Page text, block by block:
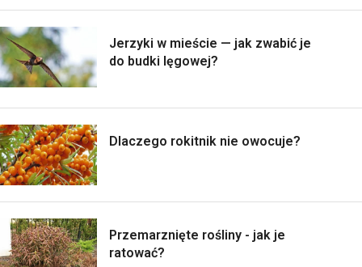
Jerzyki w mieście — jak zwabić je
do budki lęgowej?
Dlaczego rokitnik nie owocuje?
Przemarznięte rośliny - jak je
ratować?